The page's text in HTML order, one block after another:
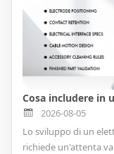
2026-08-05
Lo sviluppo di un
richiede un'attenta